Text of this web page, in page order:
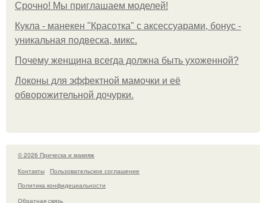
Срочно! Мы приглашаем моделей!
Кукла - манекен "Красотка" с аксессуарами, бонус -
уникальная подвеска, микс.
Почему женщина всегда должна быть ухоженной?
Локоны для эффектной мамочки и её
обворожительной дочурки.
© 2026 Прическа и макияж
Контакты
Пользовательское соглашение
Политика конфидециальности
Обратная связь